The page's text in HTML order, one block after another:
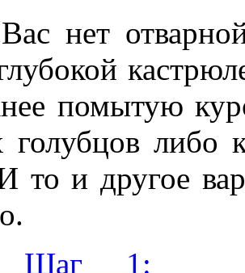
нет
помытую
голубцов либо
то и другое